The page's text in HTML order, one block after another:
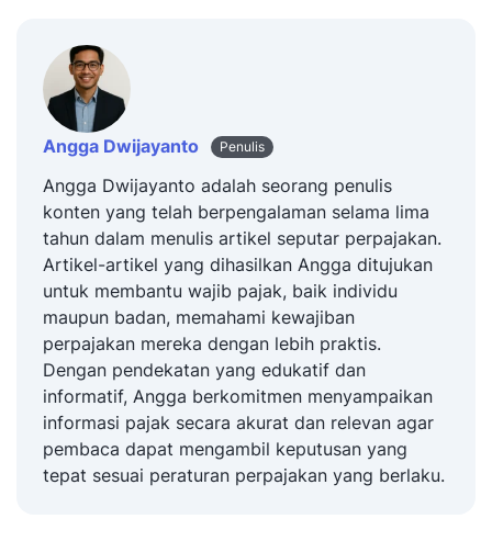
Angga Dwijayanto Penulis
Angga Dwijayanto adalah seorang penulis
konten yang telah berpengalaman selama lima
tahun dalam menulis artikel seputar perpajakan.
Artikel-artikel yang dihasilkan Angga ditujukan
untuk membantu wajib pajak, baik individu
maupun badan, memahami kewajiban
perpajakan mereka dengan lebih praktis.
Dengan pendekatan yang edukatif dan
informatif, Angga berkomitmen menyampaikan
informasi pajak secara akurat dan relevan agar
pembaca dapat mengambil keputusan yang
tepat sesuai peraturan perpajakan yang berlaku.